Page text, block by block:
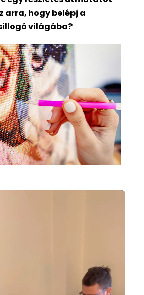
arra, hogy belépj a
világába?